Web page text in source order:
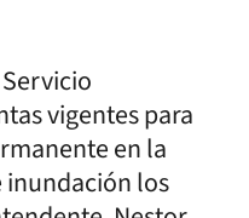
vigentes para
en la
inundación los